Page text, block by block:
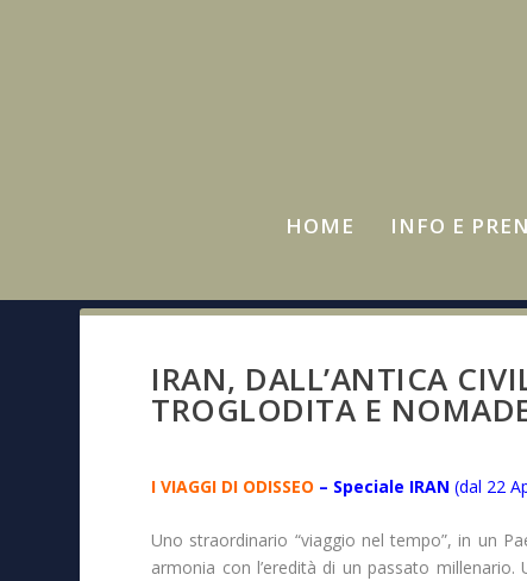
HOME INFO E
IRAN, DALL’ANTICA
TROGLODITA E
I VIAGGI DI ODISSEO – Speciale IRAN (dal 22
Uno straordinario “viaggio nel tempo”, in un
armonia con l’eredità di un passato